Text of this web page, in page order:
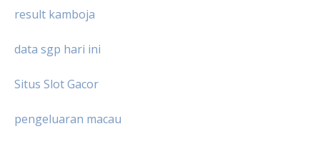
result kamboja
data sgp hari ini
Situs Slot Gacor
pengeluaran macau